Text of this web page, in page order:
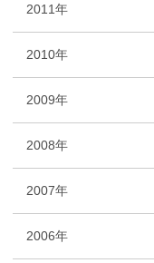
2011年
2010年
2009年
2008年
2007年
2006年